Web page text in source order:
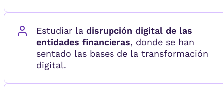
Estudiar la disrupción digital de las
entidades financieras, donde se han
sentado las bases de la transformación
digital.